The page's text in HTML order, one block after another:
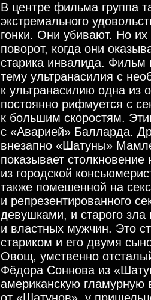
В центре фильма группа
экстремального
гонки. Они убивают. Но
поворот, когда они
старика инвалида. Фильм
тему ультранасилия с
к ультранасилию одна из
постоянно рифмуется с
к большим скоростям.
с «Аварией» Балларда.
внезапно «Шатуны»
показывает
из городской
также помешенной на
и репрезентированного
девушками, и старого
и властных мужчин. Это
стариком и его двумя
Овощ, умственно
Фёдора Соннова из
американскую гламурную